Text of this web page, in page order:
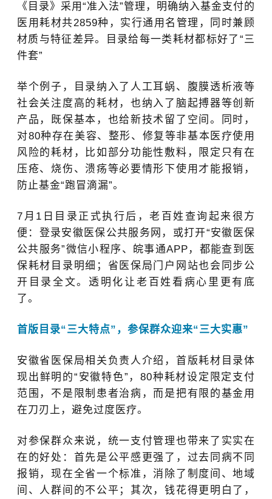
《目录》采用“准入法”管理， 明确纳入基金支付的
医用耗材共2859种 ，实行通用名管理，同时兼顾
材质与特征差异。目录给每一类耗材都标好了“三
件套”
举个例子，目录纳入了人工耳蜗、腹膜透析液等
社会关注度高的耗材，也纳入了脑起搏器等创新
产品，既保基本，也给新技术留了空间。同时，
对80种存在美容、整形、修复等非基本医疗使用
风险的耗材，比如部分功能性敷料，限定只有在
压疮、烧伤、溃疡等必要情形下使用才能报销，
防止基金“跑冒滴漏”。
7月1日目录正式执行后，老百姓查询起来很方
便：登录安徽医保公共服务网，或打开“安徽医保
公共服务”微信小程序、皖事通APP，都能查到医
保耗材目录明细；省医保局门户网站也会同步公
开目录全文。透明化让老百姓看病心里更有底
了。
首版目录“三大特点” ，参保群众迎来“三大实惠”
安徽省医保局相关负责人介绍，首版耗材目录体
现出鲜明的“ 安徽特色” ，80种耗材设定限定支付
范围，不是限制患者治病，而是把有限的基金用
在刀刃上，避免过度医疗。
对参保群众来说，统一支付管理也带来了实实在
在的好处：首先是公平感更强了，过去同病不同
报销，现在全省一个标准，消除了制度间、地域
间、人群间的不公平；其次，钱花得更明白了，